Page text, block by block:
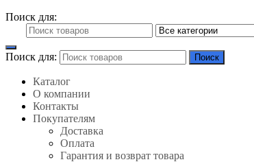
Поиск для:
Поиск для: Поиск
Каталог
О компании
Контакты
Покупателям
Доставка
Оплата
Гарантия и возврат товара